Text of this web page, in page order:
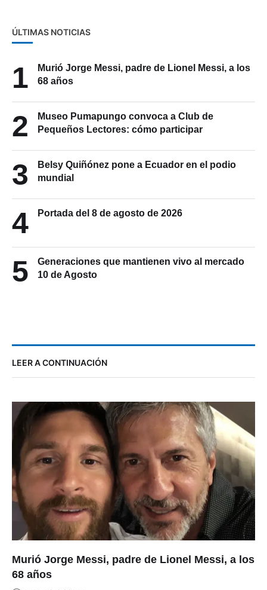
ÚLTIMAS NOTICIAS
1
Murió Jorge Messi, padre de Lionel Messi, a los
68 años
2
Museo Pumapungo convoca a Club de
Pequeños Lectores: cómo participar
3
Belsy Quiñónez pone a Ecuador en el podio
mundial
4 Portada del 8 de agosto de 2026
5
Generaciones que mantienen vivo al mercado
10 de Agosto
LEER A CONTINUACIÓN
Murió Jorge Messi, padre de Lionel Messi, a los
68 años